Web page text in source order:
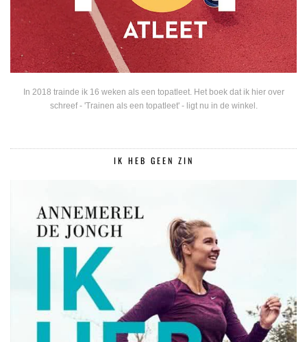
In 2018 trainde ik 16 weken als een topatleet. Het boek dat ik hier over
schreef - 'Trainen als een topatleet' - ligt nu in de winkel.
IK HEB GEEN ZIN